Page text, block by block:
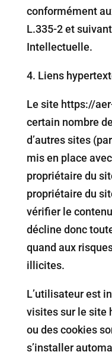
conformément
L.335-2 et
Intellectuelle.
4.⁠ ⁠Liens
Le site https://
certain nombre
d’autres sites
mis en place
propriétaire du
propriétaire du
vérifier le
décline donc
quand aux
illicites.
L’utilisateur est
visites sur le site
ou des cookies
s’installer